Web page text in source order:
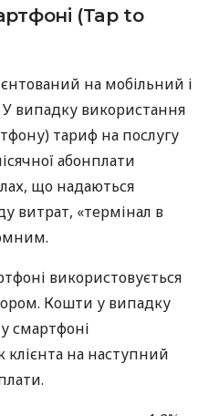
(Tap to
на мобільний і
випадку використання
тариф на послугу
абонплати
що надаються
витрат, «термінал в
використовується
Кошти у випадку
смартфоні
клієнта на наступний